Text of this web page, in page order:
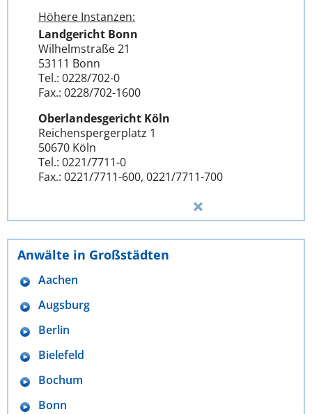
Höhere Instanzen:
Landgericht Bonn
Wilhelmstraße 21
53111 Bonn
Tel.: 0228/702-0
Fax.: 0228/702-1600
Oberlandesgericht Köln
Reichenspergerplatz 1
50670 Köln
Tel.: 0221/7711-0
Fax.: 0221/7711-600, 0221/7711-700
Anwälte in Großstädten
Aachen
Augsburg
Berlin
Bielefeld
Bochum
Bonn